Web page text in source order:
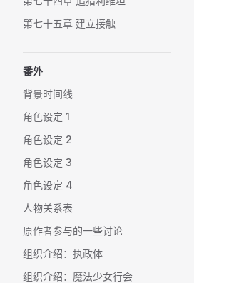
第七十五章 建立接触
番外
背景时间线
角色设定 1
角色设定 2
角色设定 3
角色设定 4
人物关系表
原作者参与的一些讨论
组织介绍：执政体
组织介绍：魔法少女行会